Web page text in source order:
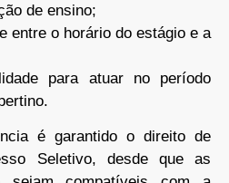
de ensino;
entre o horário do estágio e a
para atuar no período
é garantido o direito de
Seletivo, desde que as